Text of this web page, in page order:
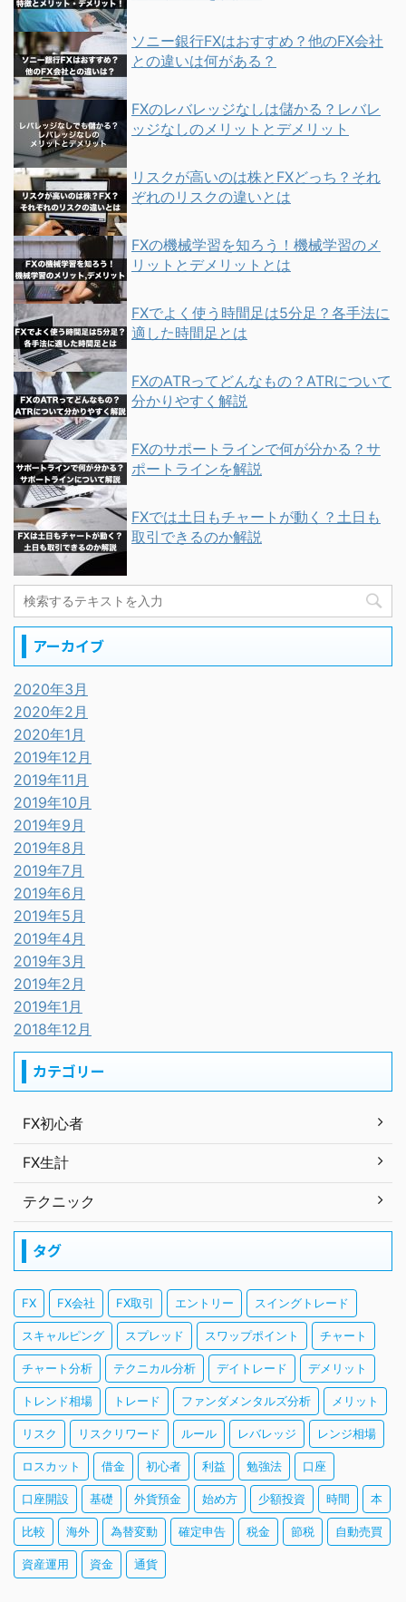
ソニー銀行FXはおすすめ？他のFX会社
との違いは何がある？
FXのレバレッジなしは儲かる？レバレ
ッジなしのメリットとデメリット
リスクが高いのは株とFXどっち？それ
ぞれのリスクの違いとは
FXの機械学習を知ろう！機械学習のメ
リットとデメリットとは
FXでよく使う時間足は5分足？各手法に
適した時間足とは
FXのATRってどんなもの？ATRについて
分かりやすく解説
FXのサポートラインで何が分かる？サ
ポートラインを解説
FXでは土日もチャートが動く？土日も
取引できるのか解説
アーカイブ
2020年3月
2020年2月
2020年1月
2019年12月
2019年11月
2019年10月
2019年9月
2019年8月
2019年7月
2019年6月
2019年5月
2019年4月
2019年3月
2019年2月
2019年1月
2018年12月
カテゴリー
FX初心者
FX生計
テクニック
タグ
FX FX会社 FX取引 エントリー スイングトレード
スキャルピング スプレッド スワップポイント チャート
チャート分析 テクニカル分析 デイトレード デメリット
トレンド相場 トレード ファンダメンタルズ分析 メリット
リスク リスクリワード ルール レバレッジ レンジ相場
ロスカット 借金 初心者 利益 勉強法 口座
口座開設 基礎 外貨預金 始め方 少額投資 時間 本
比較 海外 為替変動 確定申告 税金 節税 自動売買
資産運用 資金 通貨